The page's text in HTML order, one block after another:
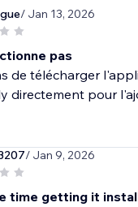
/ Jan 13, 2026
pas
de télécharger
directement pour
/ Jan 9, 2026
time getting it